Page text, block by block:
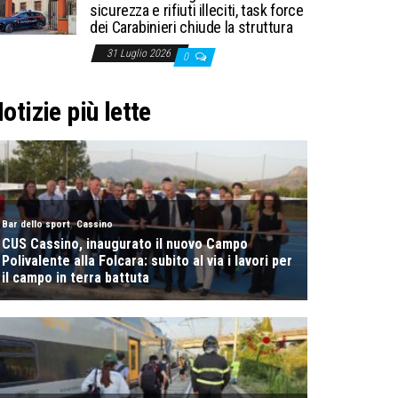
sicurezza e rifiuti illeciti, task force
dei Carabinieri chiude la struttura
31 Luglio 2026 0
più lette